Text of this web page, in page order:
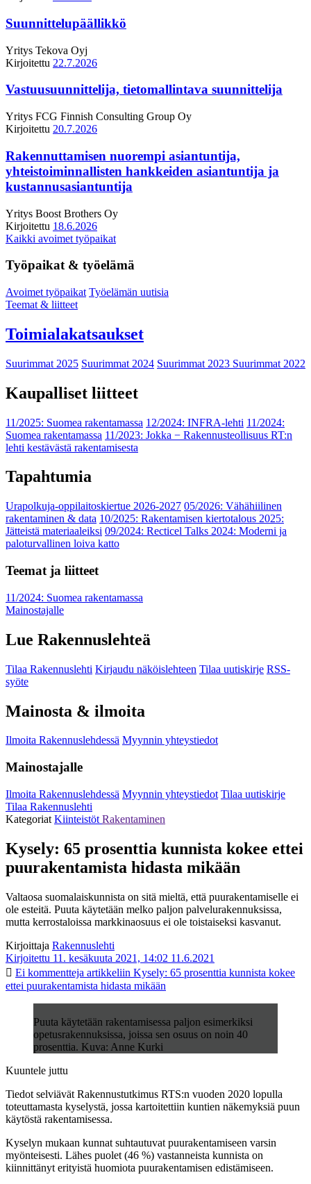
Suunnittelupäällikkö
Yritys Tekova Oyj
Kirjoitettu 22.7.2026
Vastuusuunnittelija, tietomallintava suunnittelija
Yritys FCG Finnish Consulting Group Oy
Kirjoitettu 20.7.2026
Rakennuttamisen nuorempi asiantuntija,
yhteistoiminnallisten hankkeiden asiantuntija ja
kustannusasiantuntija
Yritys Boost Brothers Oy
Kirjoitettu 18.6.2026
Kaikki avoimet työpaikat
Työpaikat & työelämä
Avoimet työpaikat Työelämän uutisia
Teemat & liitteet
Toimialakatsaukset
Suurimmat 2025 Suurimmat 2024 Suurimmat 2023 Suurimmat 2022
Kaupalliset liitteet
11/2025: Suomea rakentamassa 12/2024: INFRA-lehti 11/2024:
Suomea rakentamassa 11/2023: Jokka − Rakennusteollisuus RT:n
lehti kestävästä rakentamisesta
Tapahtumia
Urapolkuja-oppilaitoskiertue 2026-2027 05/2026: Vähähiilinen
rakentaminen & data 10/2025: Rakentamisen kiertotalous 2025:
Jätteistä materiaaleiksi 09/2024: Recticel Talks 2024: Moderni ja
paloturvallinen loiva katto
Teemat ja liitteet
11/2024: Suomea rakentamassa
Mainostajalle
Lue Rakennuslehteä
Tilaa Rakennuslehti Kirjaudu näköislehteen Tilaa uutiskirje RSS-
syöte
Mainosta & ilmoita
Ilmoita Rakennuslehdessä Myynnin yhteystiedot
Mainostajalle
Ilmoita Rakennuslehdessä Myynnin yhteystiedot Tilaa uutiskirje
Tilaa Rakennuslehti
Kategoriat Kiinteistöt Rakentaminen
Kysely: 65 prosenttia kunnista kokee ettei
puurakentamista hidasta mikään
Valtaosa suomalaiskunnista on sitä mieltä, että puurakentamiselle ei
ole esteitä. Puuta käytetään melko paljon palvelurakennuksissa,
mutta kerrostaloissa markkinaosuus ei ole toistaiseksi kasvanut.
Kirjoittaja Rakennuslehti
Kirjoitettu 11. kesäkuuta 2021, 14:02 11.6.2021
Ei kommentteja artikkeliin Kysely: 65 prosenttia kunnista kokee
ettei puurakentamista hidasta mikään
Puuta käytetään rakentamisessa paljon esimerkiksi
opetusrakennuksissa, joissa sen osuus on noin 40
prosenttia. Kuva: Anne Kurki
Kuuntele juttu
Tiedot selviävät Rakennustutkimus RTS:n vuoden 2020 lopulla
toteuttamasta kyselystä, jossa kartoitettiin kuntien näkemyksiä puun
käytöstä rakentamisessa.
Kyselyn mukaan kunnat suhtautuvat puurakentamiseen varsin
myönteisesti. Lähes puolet (46 %) vastanneista kunnista on
kiinnittänyt erityistä huomiota puurakentamisen edistämiseen.